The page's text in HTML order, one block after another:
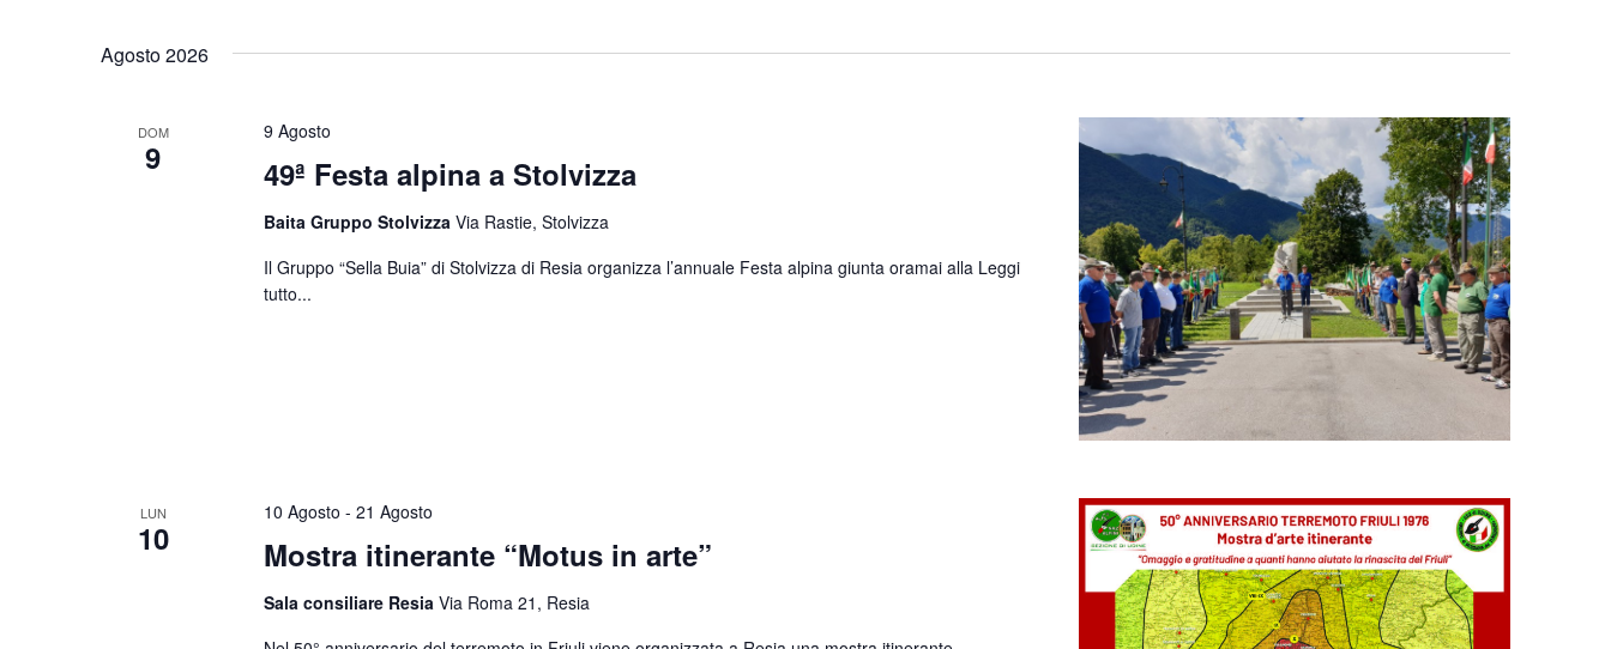
data.
Agosto 2026
DOM
9 49ª Festa alpina a Stolvizza
9 Agosto
Baita Gruppo Stolvizza Via Rastie, Stolvizza
Il Gruppo “Sella Buia” di Stolvizza di Resia organizza l’annuale Festa alpina giunta oramai alla Leggi
tutto...
LUN
10 Mostra itinerante “Motus in arte”
10 Agosto - 21 Agosto
Sala consiliare Resia Via Roma 21, Resia